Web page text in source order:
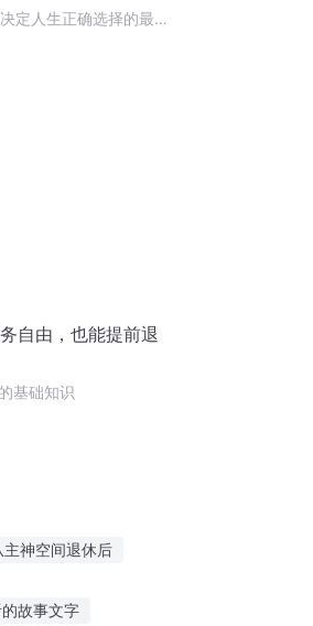
定人生正确选择的最
自由，也能提前退
基础知识
主神空间退休后
故事文字